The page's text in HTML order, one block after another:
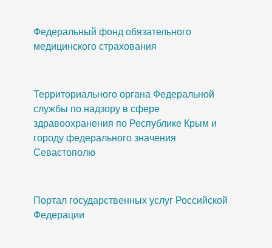
Федеральный фонд обязательного
медицинского страхования
Территориального органа Федеральной
службы по надзору в сфере
здравоохранения по Республике Крым и
городу федерального значения
Севастополю
Портал государственных услуг Российской
Федерации